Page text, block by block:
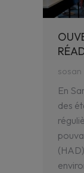
sosan
En
des